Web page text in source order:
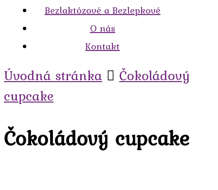
Bezlaktózové a Bezlepkové
O nás
Kontakt
Úvodná stránka
Čokoládový
cupcake
Čokoládový cupcake